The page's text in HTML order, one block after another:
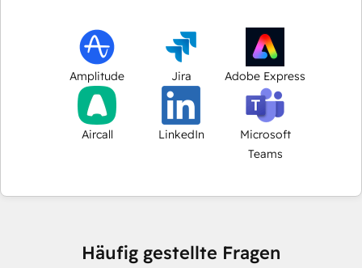
Amplitude Jira Adobe Express
Aircall LinkedIn
Microsoft
Teams
Häufig gestellte Fragen